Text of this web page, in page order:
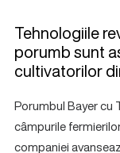
Tehnologiile
porumb sunt
cultivatorilor
Porumbul Bayer cu
câmpurile
companiei